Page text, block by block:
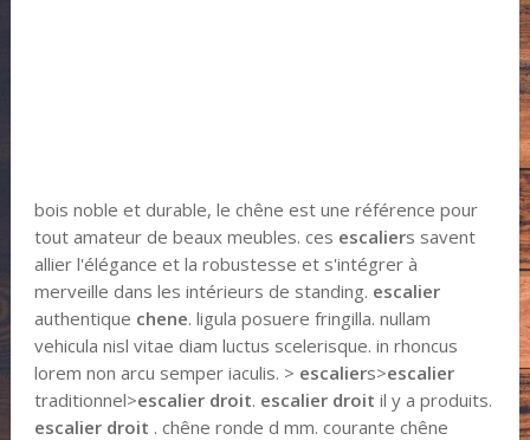
bois noble et durable, le chêne est une référence pour
tout amateur de beaux meubles. ces escaliers savent
allier l'élégance et la robustesse et s'intégrer à
merveille dans les intérieurs de standing. escalier
authentique chene. ligula posuere fringilla. nullam
vehicula nisl vitae diam luctus scelerisque. in rhoncus
lorem non arcu semper iaculis. > escaliers>escalier
traditionnel>escalier droit. escalier droit il y a produits.
escalier droit . chêne ronde d mm. courante chêne